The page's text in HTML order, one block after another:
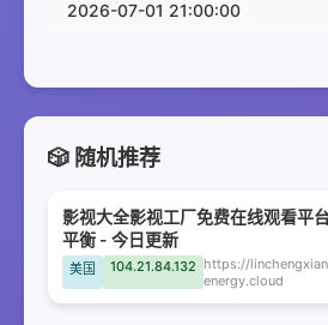
2026-07-01 21:00:00
🎲 随机推荐
影视大全影视工厂免费在线观看平
平衡 - 今日更新
美国 104.21.84.132 https://
energy.cloud